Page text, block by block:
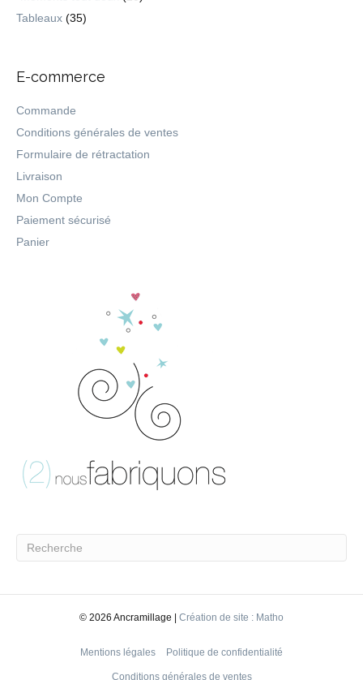
Tableaux (35)
E-commerce
Commande
Conditions générales de ventes
Formulaire de rétractation
Livraison
Mon Compte
Paiement sécurisé
Panier
© 2026 Ancramillage | Création de site : Matho
Mentions légales Politique de confidentialité
Conditions générales de ventes